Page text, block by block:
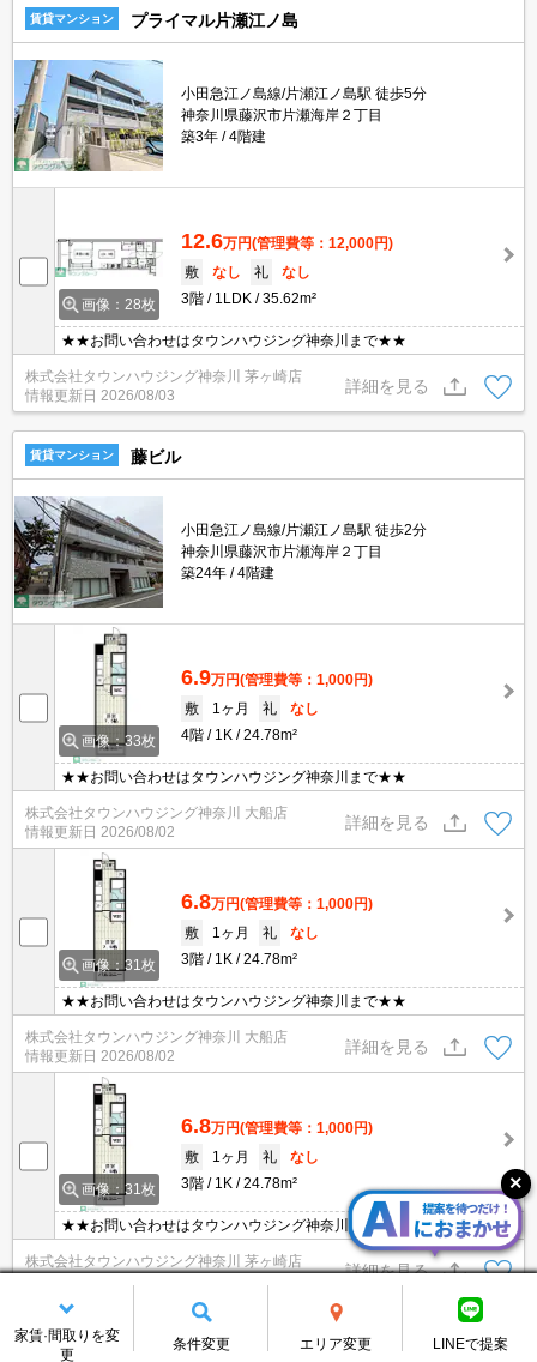
賃貸マンション プライマル片瀬江ノ島
小田急江ノ島線/片瀬江ノ島駅 徒歩5分
神奈川県藤沢市片瀬海岸２丁目
築3年
4階建
画像：28枚
12.6万円(管理費等：12,000円)
敷
なし 礼
なし
3階
1LDK 35.62m²
★★お問い合わせはタウンハウジング神奈川まで★★
株式会社タウンハウジング神奈川 茅ヶ崎店
情報更新日 2026/08/03
詳細を見る
賃貸マンション 藤ビル
小田急江ノ島線/片瀬江ノ島駅 徒歩2分
神奈川県藤沢市片瀬海岸２丁目
築24年
4階建
画像：33枚
6.9万円(管理費等：1,000円)
敷
1ヶ月 礼
なし
4階
1K 24.78m²
★★お問い合わせはタウンハウジング神奈川まで★★
株式会社タウンハウジング神奈川 大船店
情報更新日 2026/08/02
詳細を見る
画像：31枚
6.8万円(管理費等：1,000円)
敷
1ヶ月 礼
なし
3階
1K 24.78m²
★★お問い合わせはタウンハウジング神奈川まで★★
株式会社タウンハウジング神奈川 大船店
情報更新日 2026/08/02
詳細を見る
画像：31枚
6.8万円(管理費等：1,000円)
敷
1ヶ月 礼
なし
3階
1K 24.78m²
★★お問い合わせはタウンハウジング神奈川まで★★
株式会社タウンハウジング神奈川 茅ヶ崎店
詳細を見る
残り3件を表示する
家賃·間取りを変
更
条件変更 エリア変更 LINEで提案